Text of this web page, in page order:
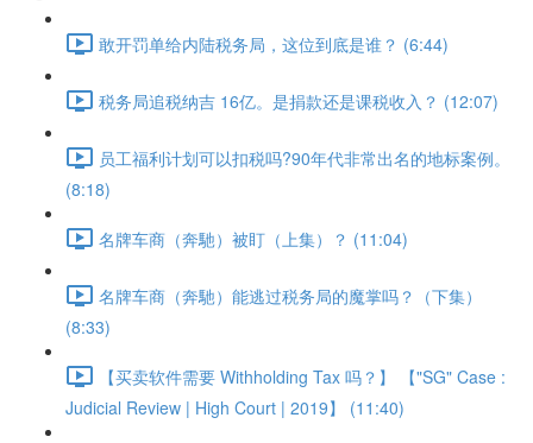
敢开罚单给内陆税务局，这位到底是谁？ (6:44)
税务局追税纳吉 16亿。是捐款还是课税收入？ (12:07)
员工福利计划可以扣税吗?90年代非常出名的地标案例。
(8:18)
名牌车商（奔馳）被盯（上集）？ (11:04)
名牌车商（奔馳）能逃过税务局的魔掌吗？（下集）
(8:33)
【买卖软件需要 Withholding Tax 吗？】 【"SG" Case :
Judicial Review | High Court | 2019】 (11:40)